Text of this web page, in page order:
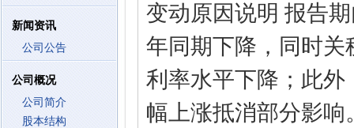
新闻资讯
公司公告
公司概况
公司简介
股本结构
变动原因说明 报告
年同期下降，同时
利率水平下降；此
幅上涨抵消部分影